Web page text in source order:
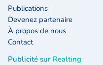
Publications
Devenez partenaire
À propos de nous
Contact
Publicité sur Realting